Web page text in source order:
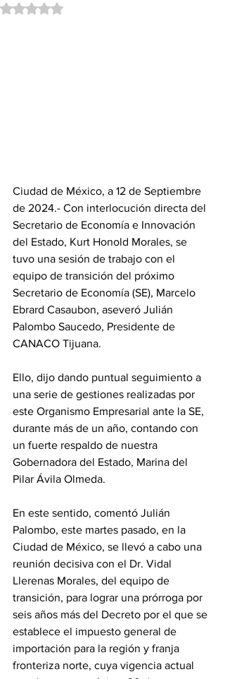
Obtuvo NaN de 5 estrellas.
Ciudad de México, a 12 de Septiembre
de 2024.- Con interlocución directa del
Secretario de Economía e Innovación
del Estado, Kurt Honold Morales, se
tuvo una sesión de trabajo con el
equipo de transición del próximo
Secretario de Economía (SE), Marcelo
Ebrard Casaubon, aseveró Julián
Palombo Saucedo, Presidente de
CANACO Tijuana.
Ello, dijo dando puntual seguimiento a
una serie de gestiones realizadas por
este Organismo Empresarial ante la SE,
durante más de un año, contando con
un fuerte respaldo de nuestra
Gobernadora del Estado, Marina del
Pilar Ávila Olmeda.
En este sentido, comentó Julián
Palombo, este martes pasado, en la
Ciudad de México, se llevó a cabo una
reunión decisiva con el Dr. Vidal
Llerenas Morales, del equipo de
transición, para lograr una prórroga por
seis años más del Decreto por el que se
establece el impuesto general de
importación para la región y franja
fronteriza norte, cuya vigencia actual